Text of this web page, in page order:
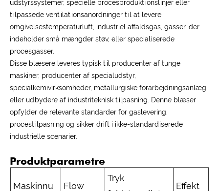
udstyrssystemer, specielle procesproduktionslinjer eller
tilpassede ventilationsanordninger til at levere
omgivelsestemperaturluft, industriel affaldsgas, gasser, der
indeholder små mængder støv, eller specialiserede
procesgasser.
Disse blæsere leveres typisk til producenter af tunge
maskiner, producenter af specialudstyr,
specialkemivirksomheder, metallurgiske forarbejdningsanlæg
eller udbydere af industriteknisk tilpasning. Denne blæser
opfylder de relevante standarder for gaslevering,
procestilpasning og sikker drift i ikke-standardiserede
industrielle scenarier.
Produktparametre
Maskinnu
Flow
Tryk
Effekt